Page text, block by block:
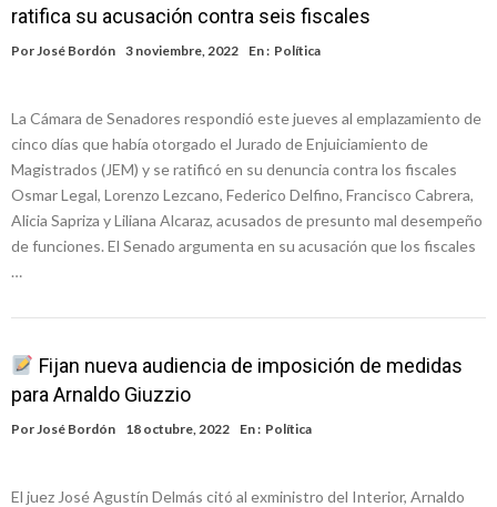
ratifica su acusación contra seis fiscales
PorJosé Bordón 3 noviembre, 2022 En : Política
La Cámara de Senadores respondió este jueves al emplazamiento de
cinco días que había otorgado el Jurado de Enjuiciamiento de
Magistrados (JEM) y se ratificó en su denuncia contra los fiscales
Osmar Legal, Lorenzo Lezcano, Federico Delfino, Francisco Cabrera,
Alicia Sapriza y Liliana Alcaraz, acusados de presunto mal desempeño
de funciones. El Senado argumenta en su acusación que los fiscales
…
Fijan nueva audiencia de imposición de medidas
para Arnaldo Giuzzio
PorJosé Bordón 18 octubre, 2022 En : Política
El juez José Agustín Delmás citó al exministro del Interior, Arnaldo